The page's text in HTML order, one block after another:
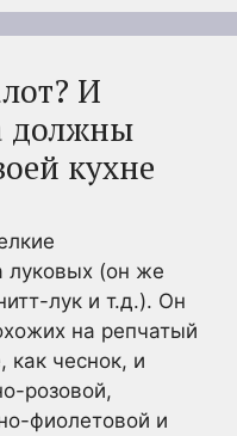
И
должны
кухне
луковых (он же
лук и т.д.). Он
на репчатый
как чеснок, и
розовой,
фиолетовой и